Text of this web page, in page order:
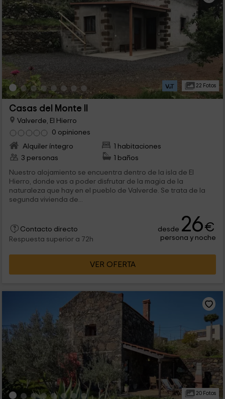
22 Fotos
Casas del Monte II
Valverde, El Hierro
0 opiniones
Alquiler íntegro
1 habitaciones
3 personas
1 baños
Nuestro alojamiento se encuentra dentro de la isla de El
Hierro, donde vas a poder disfrutar de la magia de la
naturaleza que hay en el pueblo de Valverde. Se trata de la
segunda vivienda de...
Contacto directo
Respuesta superior a 72h
desde 26€
persona y noche
VER OFERTA
20 Fotos